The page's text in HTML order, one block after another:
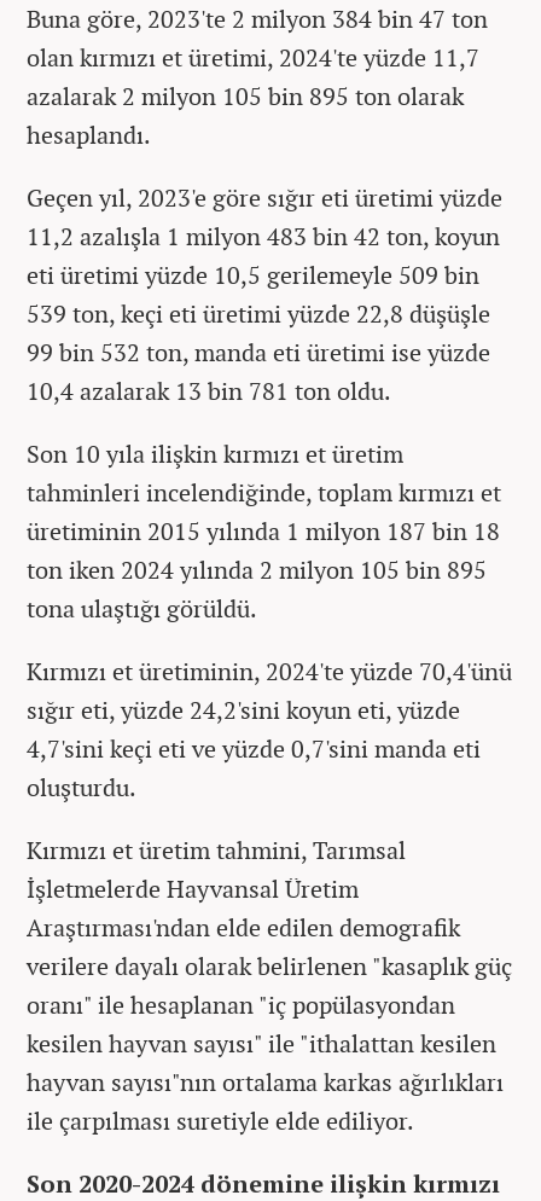
Buna göre, 2023'te 2 milyon 384 bin 47 ton
olan kırmızı et üretimi, 2024'te yüzde 11,7
azalarak 2 milyon 105 bin 895 ton olarak
hesaplandı.
Geçen yıl, 2023'e göre sığır eti üretimi yüzde
11,2 azalışla 1 milyon 483 bin 42 ton, koyun
eti üretimi yüzde 10,5 gerilemeyle 509 bin
539 ton, keçi eti üretimi yüzde 22,8 düşüşle
99 bin 532 ton, manda eti üretimi ise yüzde
10,4 azalarak 13 bin 781 ton oldu.
Son 10 yıla ilişkin kırmızı et üretim
tahminleri incelendiğinde, toplam kırmızı et
üretiminin 2015 yılında 1 milyon 187 bin 18
ton iken 2024 yılında 2 milyon 105 bin 895
tona ulaştığı görüldü.
Kırmızı et üretiminin, 2024'te yüzde 70,4'ünü
sığır eti, yüzde 24,2'sini koyun eti, yüzde
4,7'sini keçi eti ve yüzde 0,7'sini manda eti
oluşturdu.
Kırmızı et üretim tahmini, Tarımsal
İşletmelerde Hayvansal Üretim
Araştırması'ndan elde edilen demografik
verilere dayalı olarak belirlenen "kasaplık güç
oranı" ile hesaplanan "iç popülasyondan
kesilen hayvan sayısı" ile "ithalattan kesilen
hayvan sayısı"nın ortalama karkas ağırlıkları
ile çarpılması suretiyle elde ediliyor.
Son 2020-2024 dönemine ilişkin kırmızı